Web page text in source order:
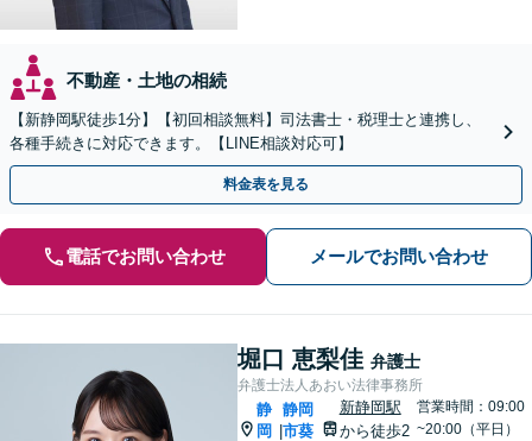
不動産・土地の相続
【新静岡駅徒歩1分】【初回相談無料】司法書士・税理士と連携し、
各種手続きに対応できます。【LINE相談対応可】
料金表を見る
電話でお問い合わせ メールでお問い合わせ
堀口 恵梨佳 弁護士
弁護士法人あおい法律事務所
静
岡
静岡
市葵
新静岡駅
から徒歩2
営業時間：09:00
~20:00（平日）